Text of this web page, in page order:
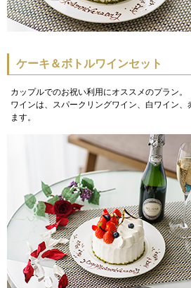
ケーキ＆ボトルワインセット
カップルでのお祝い利用にオススメのプラン。
ワインは、スパークリングワイン、白ワイン
ます。